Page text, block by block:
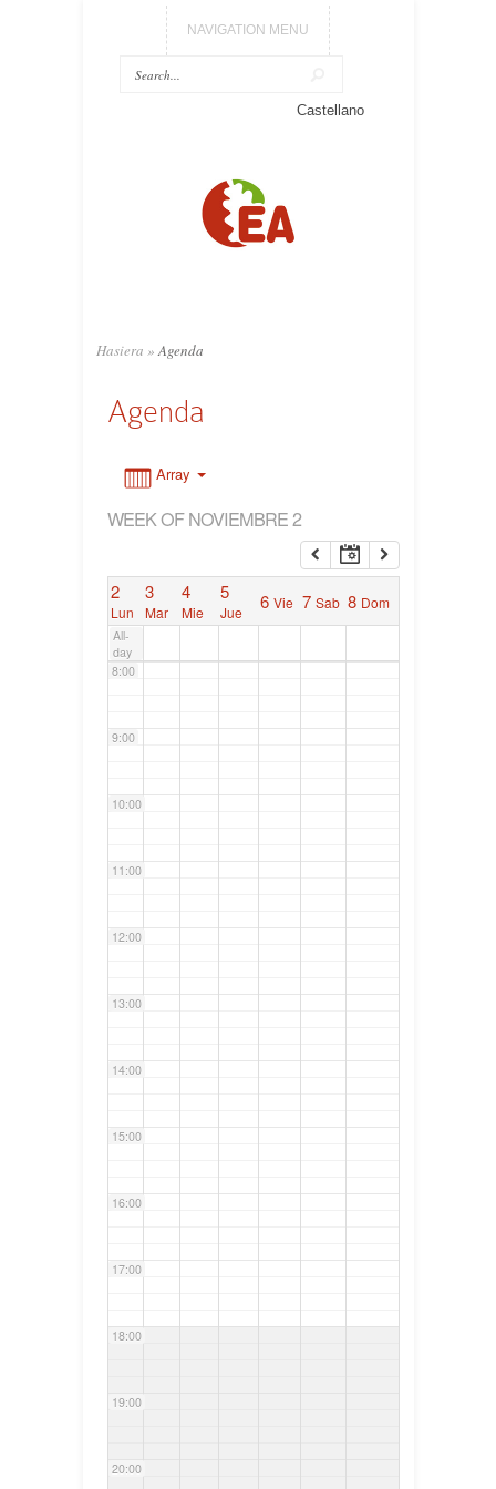
NAVIGATION MENU
Castellano
Hasiera » Agenda
Agenda
Array
WEEK OF NOVIEMBRE 2
2
Lun
3
Mar
4
Mie
5
Jue 6 Vie 7 Sab 8 Dom
All-
day
4:00
5:00
7:00
8:00
9:00
10:00
11:00
12:00
13:00
14:00
15:00
16:00
17:00
18:00
19:00
20:00